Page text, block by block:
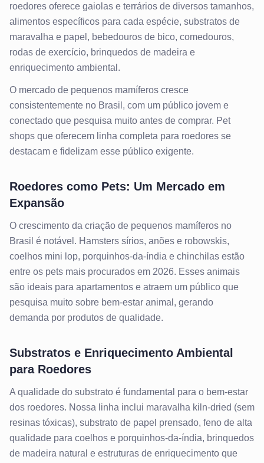
roedores oferece gaiolas e terrários de diversos tamanhos,
alimentos específicos para cada espécie, substratos de
maravalha e papel, bebedouros de bico, comedouros,
rodas de exercício, brinquedos de madeira e
enriquecimento ambiental.
O mercado de pequenos mamíferos cresce
consistentemente no Brasil, com um público jovem e
conectado que pesquisa muito antes de comprar. Pet
shops que oferecem linha completa para roedores se
destacam e fidelizam esse público exigente.
Roedores como Pets: Um Mercado em
Expansão
O crescimento da criação de pequenos mamíferos no
Brasil é notável. Hamsters sírios, anões e robowskis,
coelhos mini lop, porquinhos-da-índia e chinchilas estão
entre os pets mais procurados em 2026. Esses animais
são ideais para apartamentos e atraem um público que
pesquisa muito sobre bem-estar animal, gerando
demanda por produtos de qualidade.
Substratos e Enriquecimento Ambiental
para Roedores
A qualidade do substrato é fundamental para o bem-estar
dos roedores. Nossa linha inclui maravalha kiln-dried (sem
resinas tóxicas), substrato de papel prensado, feno de alta
qualidade para coelhos e porquinhos-da-índia, brinquedos
de madeira natural e estruturas de enriquecimento que